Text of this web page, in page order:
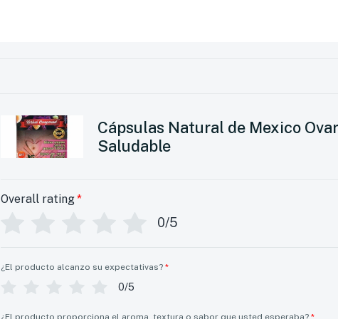
Cápsulas Natural de Mexico
Saludable
Overall rating*
0/5
¿El producto alcanzo su expectativas? *
0/5
¿El producto proporciona el aroma, textura o sabor que usted esperaba? *